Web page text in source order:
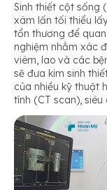
Sinh thiết cột sống
xâm lấn tối thiểu
tổn thương để
nghiệm nhằm xác
viêm, lao và các
sẽ đưa kim sinh
của nhiều kỹ thuật
tính (CT scan),